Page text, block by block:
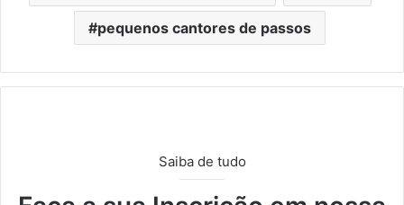
pequenos cantores de passos
Saiba de tudo